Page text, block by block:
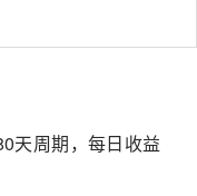
天周期，每日收益